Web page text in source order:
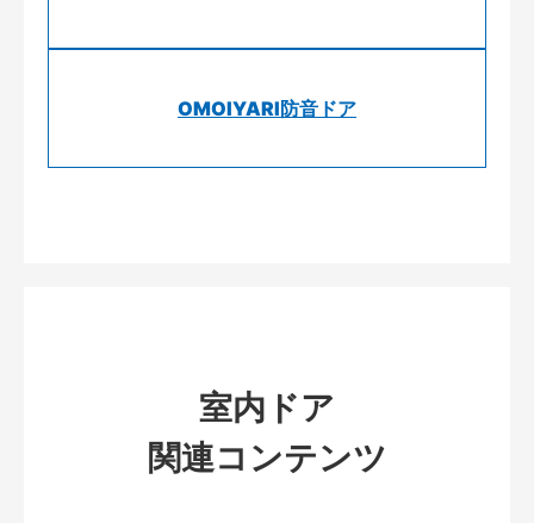
OMOIYARI防音ドア
室内ドア
関連コンテンツ